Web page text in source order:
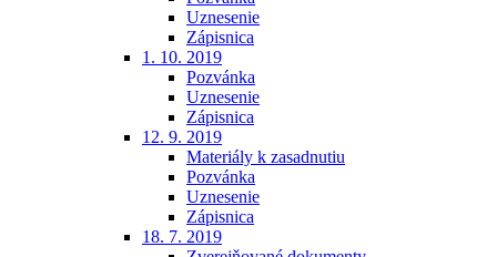
Uznesenie
Zápisnica
1. 10. 2019
Pozvánka
Uznesenie
Zápisnica
12. 9. 2019
Materiály k zasadnutiu
Pozvánka
Uznesenie
Zápisnica
18. 7. 2019